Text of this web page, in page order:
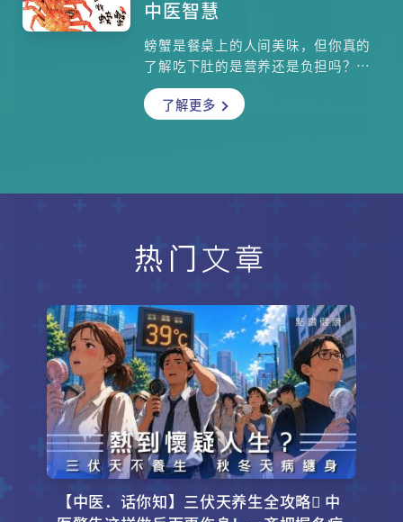
分正常春困和身体求救讯号？本文将
为你完整解析春困的来龙去脉，并提
供5个简单有效的清醒妙招，让你告别
中医智慧
螃蟹是餐桌上的人间美味，但你真的
了解吃下肚的是营养还是负担吗？本
文为您提供最全面的品蟹终极指南，
深入解析蟹肉作为「高蛋白、低脂
何有效中和螃蟹的寒性，让大多数人
谱」，让你在家复制韩剧里那锅暖呼
呼、鲜辣开胃的辣蟹汤！
了解更多
热门文章
【中医．话你知】三伏天养生全攻略 中